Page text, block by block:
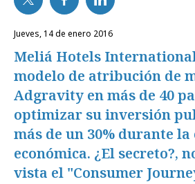
jueves, 14 de enero 2016
Meliá Hotels
modelo de atribución de
Adgravity en más de 40
optimizar su inversión
más de un 30% durante
económica. ¿El secreto?,
vista el "Consumer